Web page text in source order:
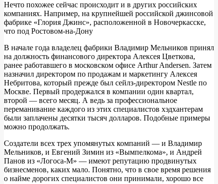
Нечто похожее сейчас происходит и в других российских
компаниях. Например, на крупнейшей российской джинсовой
фабрике «Глория Джинс», расположенной в Новочеркасске,
что под Ростовом-на-Дону
В начале года владелец фабрики Владимир Мельников принял
на должность финансового директора Алексея Цветкова,
ранее работавшего в московском офисе Arthur Andersen. Затем
назначил директором по продажам и маркетингу Алексея
Небритова, который прежде был сейлз-директором Nestle по
Москве. Первый продержался в компании один квартал,
второй — всего месяц. А ведь за профессиональное
переманивание каждого из этих специалистов хэдхантерам
были заплачены десятки тысяч долларов. Подобные примеры
можно продолжать.
Создатели всех трех упомянутых компаний — и Владимир
Мельников, и Евгений Зимин из «Вымпелкома», и Андрей
Панов из «Логоса-М» — имеют репутацию продвинутых
бизнесменов, каких мало. Понятно, что в свое время решения
о найме дорогих специалистов они принимали, хорошо все